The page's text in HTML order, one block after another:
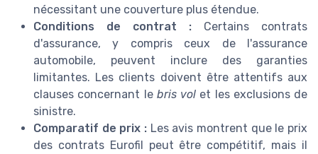
nécessitant une couverture plus étendue.
Conditions de contrat : Certains contrats
d'assurance, y compris ceux de l'assurance
automobile, peuvent inclure des garanties
limitantes. Les clients doivent être attentifs aux
clauses concernant le bris vol et les exclusions de
sinistre.
Comparatif de prix : Les avis montrent que le prix
des contrats Eurofil peut être compétitif, mais il